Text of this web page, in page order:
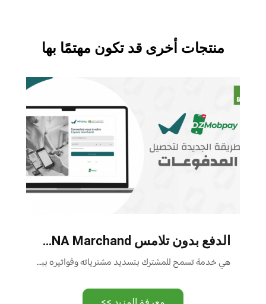
منتجات أخرى قد تكون مهتمًا بها
الدفع بدون تلامس WIMPAY BNA Marchand
هي خدمة تسمح للمشترك بتسديد مشترياته وفواتيره ببساطة وسرعة عبر الهاتف الذكي ، بدون بطاقة أو نقود